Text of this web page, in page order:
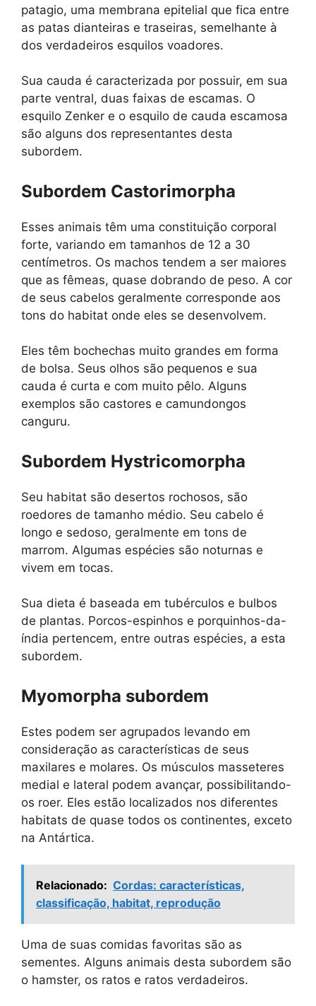
patagio, uma membrana epitelial que fica entre
as patas dianteiras e traseiras, semelhante à
dos verdadeiros esquilos voadores.
Sua cauda é caracterizada por possuir, em sua
parte ventral, duas faixas de escamas. O
esquilo Zenker e o esquilo de cauda escamosa
são alguns dos representantes desta
subordem.
Subordem Castorimorpha
Esses animais têm uma constituição corporal
forte, variando em tamanhos de 12 a 30
centímetros. Os machos tendem a ser maiores
que as fêmeas, quase dobrando de peso. A cor
de seus cabelos geralmente corresponde aos
tons do habitat onde eles se desenvolvem.
Eles têm bochechas muito grandes em forma
de bolsa. Seus olhos são pequenos e sua
cauda é curta e com muito pêlo. Alguns
exemplos são castores e camundongos
canguru.
Subordem Hystricomorpha
Seu habitat são desertos rochosos, são
roedores de tamanho médio. Seu cabelo é
longo e sedoso, geralmente em tons de
marrom. Algumas espécies são noturnas e
vivem em tocas.
Sua dieta é baseada em tubérculos e bulbos
de plantas. Porcos-espinhos e porquinhos-da-
índia pertencem, entre outras espécies, a esta
subordem.
Myomorpha subordem
Estes podem ser agrupados levando em
consideração as características de seus
maxilares e molares. Os músculos masseteres
medial e lateral podem avançar, possibilitando-
os roer. Eles estão localizados nos diferentes
habitats de quase todos os continentes, exceto
na Antártica.
Relacionado: Cordas: características,
classificação, habitat, reprodução
Uma de suas comidas favoritas são as
sementes. Alguns animais desta subordem são
o hamster, os ratos e ratos verdadeiros.